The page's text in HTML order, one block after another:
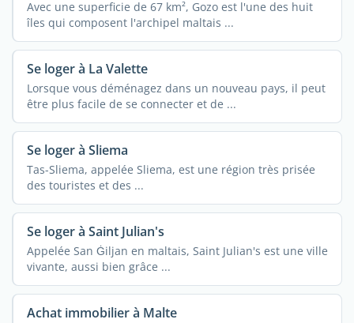
Avec une superficie de 67 km², Gozo est l'une des huit
îles qui composent l'archipel maltais ...
Se loger à La Valette
Lorsque vous déménagez dans un nouveau pays, il peut
être plus facile de se connecter et de ...
Se loger à Sliema
Tas-Sliema, appelée Sliema, est une région très prisée
des touristes et des ...
Se loger à Saint Julian's
Appelée San Ġiljan en maltais, Saint Julian's est une ville
vivante, aussi bien grâce ...
Achat immobilier à Malte